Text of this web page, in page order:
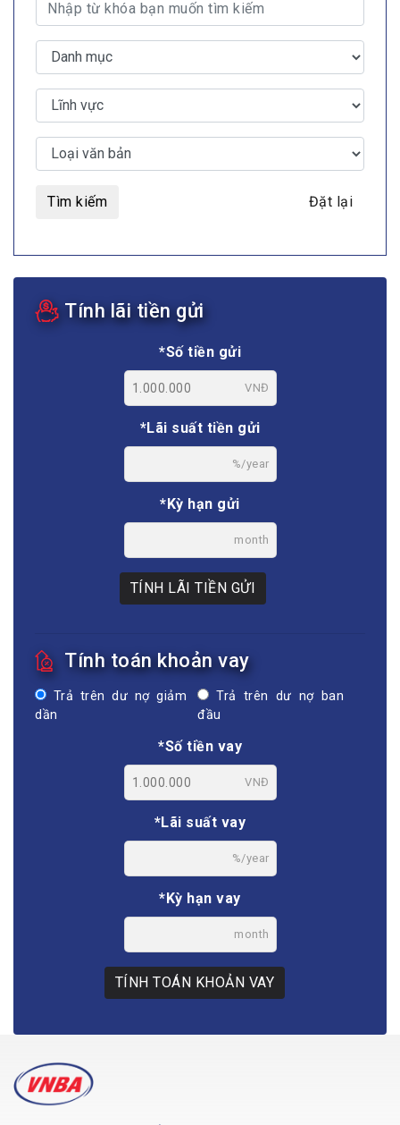
Tìm kiếm Đặt lại
Tính lãi tiền gửi
*Số tiền gửi
VNĐ
*Lãi suất tiền gửi
%/year
*Kỳ hạn gửi
month
TÍNH LÃI TIỀN GỬI
Tính toán khoản vay
Trả trên dư nợ giảm
dần
Trả trên dư nợ ban
đầu
*Số tiền vay
VNĐ
*Lãi suất vay
%/year
*Kỳ hạn vay
month
TÍNH TOÁN KHOẢN VAY